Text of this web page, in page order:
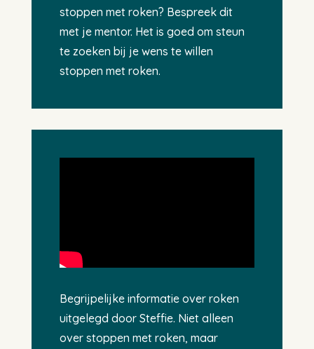
stoppen met roken? Bespreek dit
met je mentor. Het is goed om steun
te zoeken bij je wens te willen
stoppen met roken.
Begrijpelijke informatie over roken
uitgelegd door Steffie. Niet alleen
over stoppen met roken, maar